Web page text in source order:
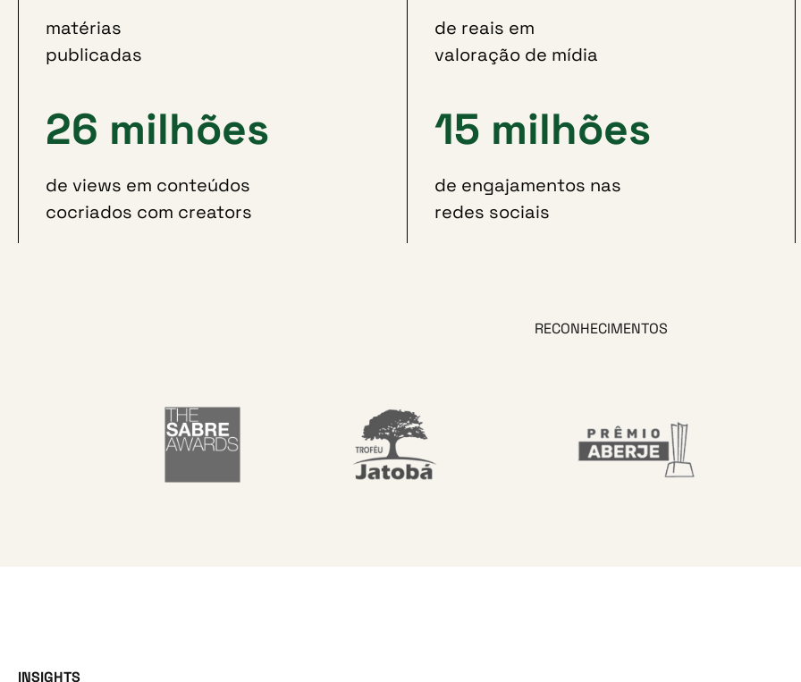
matérias
publicadas
de reais em
valoração de mídia
26 milhões
de views em conteúdos
cocriados com creators
15 milhões
de engajamentos nas
redes sociais
RECONHECIMENTOS
INSIGHTS